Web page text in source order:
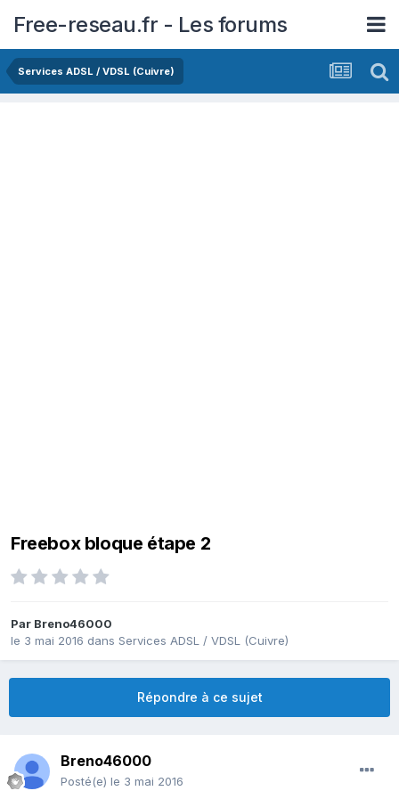
Free-reseau.fr - Les forums
Services ADSL / VDSL (Cuivre)
Freebox bloque étape 2
Par Breno46000
le 3 mai 2016 dans Services ADSL / VDSL (Cuivre)
Répondre à ce sujet
Breno46000
Posté(e) le 3 mai 2016